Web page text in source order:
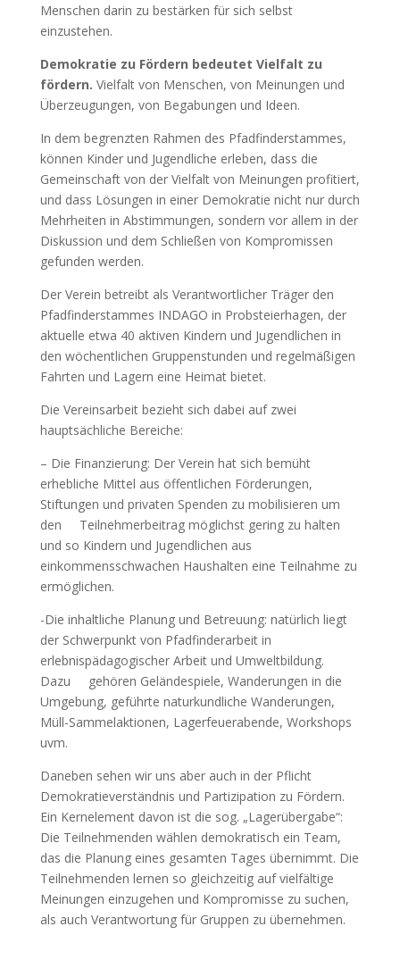
Menschen darin zu bestärken für sich selbst
einzustehen.
Demokratie zu Fördern bedeutet Vielfalt zu
fördern. Vielfalt von Menschen, von Meinungen und
Überzeugungen, von Begabungen und Ideen.
In dem begrenzten Rahmen des Pfadfinderstammes,
können Kinder und Jugendliche erleben, dass die
Gemeinschaft von der Vielfalt von Meinungen profitiert,
und dass Lösungen in einer Demokratie nicht nur durch
Mehrheiten in Abstimmungen, sondern vor allem in der
Diskussion und dem Schließen von Kompromissen
gefunden werden.
Der Verein betreibt als Verantwortlicher Träger den
Pfadfinderstammes INDAGO in Probsteierhagen, der
aktuelle etwa 40 aktiven Kindern und Jugendlichen in
den wöchentlichen Gruppenstunden und regelmäßigen
Fahrten und Lagern eine Heimat bietet.
Die Vereinsarbeit bezieht sich dabei auf zwei
hauptsächliche Bereiche:
– Die Finanzierung: Der Verein hat sich bemüht
erhebliche Mittel aus öffentlichen Förderungen,
Stiftungen und privaten Spenden zu mobilisieren um
den Teilnehmerbeitrag möglichst gering zu halten
und so Kindern und Jugendlichen aus
einkommensschwachen Haushalten eine Teilnahme zu
ermöglichen.
-Die inhaltliche Planung und Betreuung: natürlich liegt
der Schwerpunkt von Pfadfinderarbeit in
erlebnispädagogischer Arbeit und Umweltbildung.
Dazu gehören Geländespiele, Wanderungen in die
Umgebung, geführte naturkundliche Wanderungen,
Müll-Sammelaktionen, Lagerfeuerabende, Workshops
uvm.
Daneben sehen wir uns aber auch in der Pflicht
Demokratieverständnis und Partizipation zu Fördern.
Ein Kernelement davon ist die sog. „Lagerübergabe“:
Die Teilnehmenden wählen demokratisch ein Team,
das die Planung eines gesamten Tages übernimmt. Die
Teilnehmenden lernen so gleichzeitig auf vielfältige
Meinungen einzugehen und Kompromisse zu suchen,
als auch Verantwortung für Gruppen zu übernehmen.